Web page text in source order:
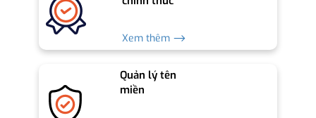
Xem thêm ⟶
Quản lý tên
miền